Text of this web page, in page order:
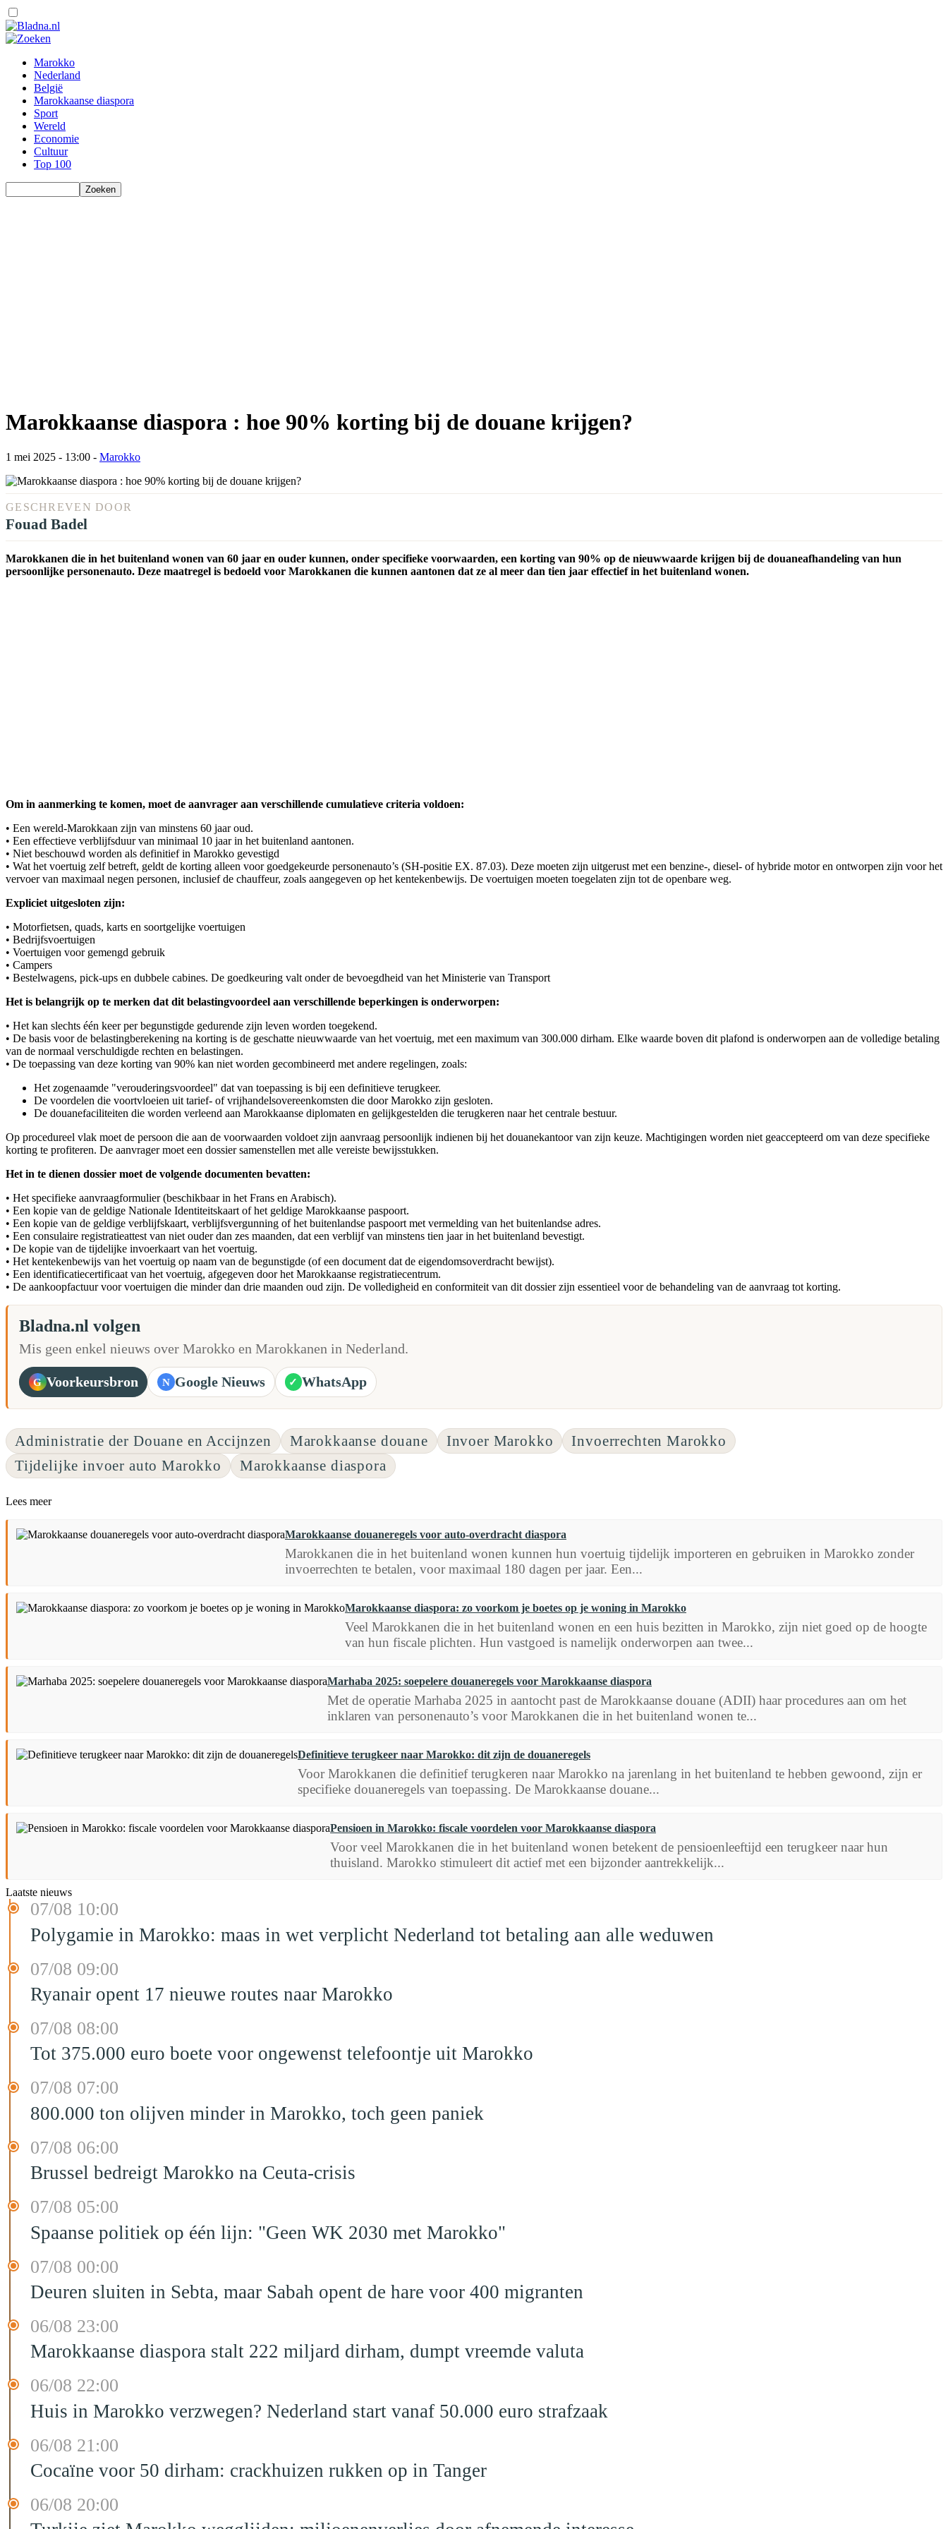
Marokko
Nederland
België
Marokkaanse diaspora
Sport
Wereld
Economie
Cultuur
Top 100
Marokkaanse diaspora : hoe 90% korting bij de douane krijgen?
1 mei 2025 - 13:00 - Marokko
GESCHREVEN DOOR
Fouad Badel
Marokkanen die in het buitenland wonen van 60 jaar en ouder kunnen, onder specifieke voorwaarden, een korting van 90% op de nieuwwaarde krijgen bij de douaneafhandeling van hun
persoonlijke personenauto. Deze maatregel is bedoeld voor Marokkanen die kunnen aantonen dat ze al meer dan tien jaar effectief in het buitenland wonen.
Om in aanmerking te komen, moet de aanvrager aan verschillende cumulatieve criteria voldoen:
• Een wereld-Marokkaan zijn van minstens 60 jaar oud.
• Een effectieve verblijfsduur van minimaal 10 jaar in het buitenland aantonen.
• Niet beschouwd worden als definitief in Marokko gevestigd
• Wat het voertuig zelf betreft, geldt de korting alleen voor goedgekeurde personenauto’s (SH-positie EX. 87.03). Deze moeten zijn uitgerust met een benzine-, diesel- of hybride motor en ontworpen zijn voor het
vervoer van maximaal negen personen, inclusief de chauffeur, zoals aangegeven op het kentekenbewijs. De voertuigen moeten toegelaten zijn tot de openbare weg.
Expliciet uitgesloten zijn:
• Motorfietsen, quads, karts en soortgelijke voertuigen
• Bedrijfsvoertuigen
• Voertuigen voor gemengd gebruik
• Campers
• Bestelwagens, pick-ups en dubbele cabines. De goedkeuring valt onder de bevoegdheid van het Ministerie van Transport
Het is belangrijk op te merken dat dit belastingvoordeel aan verschillende beperkingen is onderworpen:
• Het kan slechts één keer per begunstigde gedurende zijn leven worden toegekend.
• De basis voor de belastingberekening na korting is de geschatte nieuwwaarde van het voertuig, met een maximum van 300.000 dirham. Elke waarde boven dit plafond is onderworpen aan de volledige betaling
van de normaal verschuldigde rechten en belastingen.
• De toepassing van deze korting van 90% kan niet worden gecombineerd met andere regelingen, zoals:
Het zogenaamde "verouderingsvoordeel" dat van toepassing is bij een definitieve terugkeer.
De voordelen die voortvloeien uit tarief- of vrijhandelsovereenkomsten die door Marokko zijn gesloten.
De douanefaciliteiten die worden verleend aan Marokkaanse diplomaten en gelijkgestelden die terugkeren naar het centrale bestuur.
Op procedureel vlak moet de persoon die aan de voorwaarden voldoet zijn aanvraag persoonlijk indienen bij het douanekantoor van zijn keuze. Machtigingen worden niet geaccepteerd om van deze specifieke
korting te profiteren. De aanvrager moet een dossier samenstellen met alle vereiste bewijsstukken.
Het in te dienen dossier moet de volgende documenten bevatten:
• Het specifieke aanvraagformulier (beschikbaar in het Frans en Arabisch).
• Een kopie van de geldige Nationale Identiteitskaart of het geldige Marokkaanse paspoort.
• Een kopie van de geldige verblijfskaart, verblijfsvergunning of het buitenlandse paspoort met vermelding van het buitenlandse adres.
• Een consulaire registratieattest van niet ouder dan zes maanden, dat een verblijf van minstens tien jaar in het buitenland bevestigt.
• De kopie van de tijdelijke invoerkaart van het voertuig.
• Het kentekenbewijs van het voertuig op naam van de begunstigde (of een document dat de eigendomsoverdracht bewijst).
• Een identificatiecertificaat van het voertuig, afgegeven door het Marokkaanse registratiecentrum.
• De aankoopfactuur voor voertuigen die minder dan drie maanden oud zijn. De volledigheid en conformiteit van dit dossier zijn essentieel voor de behandeling van de aanvraag tot korting.
Bladna.nl volgen
Mis geen enkel nieuws over Marokko en Marokkanen in Nederland.
G Voorkeursbron N Google Nieuws ✓ WhatsApp
Administratie der Douane en Accijnzen Marokkaanse douane Invoer Marokko
Invoerrechten Marokko
Tijdelijke invoer auto Marokko
Marokkaanse diaspora
Lees meer
Marokkaanse douaneregels voor auto-overdracht diaspora
Marokkanen die in het buitenland wonen kunnen hun voertuig tijdelijk importeren en gebruiken in Marokko zonder
invoerrechten te betalen, voor maximaal 180 dagen per jaar. Een...
Marokkaanse diaspora: zo voorkom je boetes op je woning in Marokko
Veel Marokkanen die in het buitenland wonen en een huis bezitten in Marokko, zijn niet goed op de hoogte
van hun fiscale plichten. Hun vastgoed is namelijk onderworpen aan twee...
Marhaba 2025: soepelere douaneregels voor Marokkaanse diaspora
Met de operatie Marhaba 2025 in aantocht past de Marokkaanse douane (ADII) haar procedures aan om het
inklaren van personenauto’s voor Marokkanen die in het buitenland wonen te...
Definitieve terugkeer naar Marokko: dit zijn de douaneregels
Voor Marokkanen die definitief terugkeren naar Marokko na jarenlang in het buitenland te hebben gewoond, zijn er
specifieke douaneregels van toepassing. De Marokkaanse douane...
Pensioen in Marokko: fiscale voordelen voor Marokkaanse diaspora
Voor veel Marokkanen die in het buitenland wonen betekent de pensioenleeftijd een terugkeer naar hun
thuisland. Marokko stimuleert dit actief met een bijzonder aantrekkelijk...
Laatste nieuws
07/08 10:00
Polygamie in Marokko: maas in wet verplicht Nederland tot betaling aan alle weduwen
07/08 09:00
Ryanair opent 17 nieuwe routes naar Marokko
07/08 08:00
Tot 375.000 euro boete voor ongewenst telefoontje uit Marokko
07/08 07:00
800.000 ton olijven minder in Marokko, toch geen paniek
07/08 06:00
Brussel bedreigt Marokko na Ceuta-crisis
07/08 05:00
Spaanse politiek op één lijn: "Geen WK 2030 met Marokko"
07/08 00:00
Deuren sluiten in Sebta, maar Sabah opent de hare voor 400 migranten
06/08 23:00
Marokkaanse diaspora stalt 222 miljard dirham, dumpt vreemde valuta
06/08 22:00
Huis in Marokko verzwegen? Nederland start vanaf 50.000 euro strafzaak
06/08 21:00
Cocaïne voor 50 dirham: crackhuizen rukken op in Tanger
06/08 20:00